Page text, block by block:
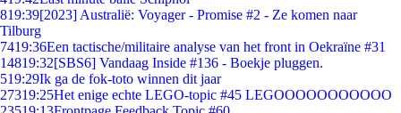
819:39[2023] Australië: Voyager - Promise #2 - Ze komen naar
Tilburg
7419:36Een tactische/militaire analyse van het front in Oekraïne #31
14819:32[SBS6] Vandaag Inside #136 - Boekje pluggen.
519:29Ik ga de fok-toto winnen dit jaar
27319:25Het enige echte LEGO-topic #45 LEGOOOOOOOOOOO